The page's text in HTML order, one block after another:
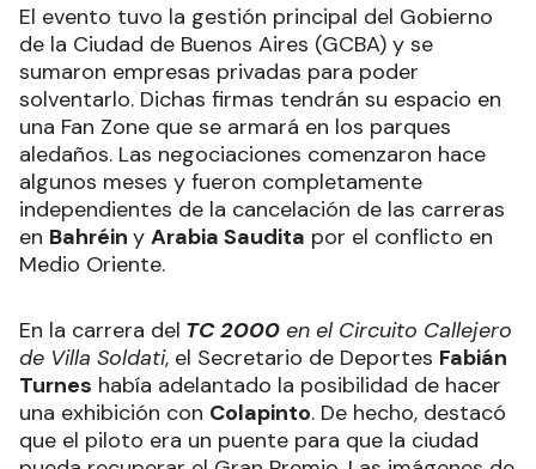
El evento tuvo la gestión principal del Gobierno
de la Ciudad de Buenos Aires (GCBA) y se
sumaron empresas privadas para poder
solventarlo. Dichas firmas tendrán su espacio en
una Fan Zone que se armará en los parques
aledaños. Las negociaciones comenzaron hace
algunos meses y fueron completamente
independientes de la cancelación de las carreras
en Bahréin y Arabia Saudita por el conflicto en
Medio Oriente.
En la carrera del TC 2000 en el Circuito Callejero
de Villa Soldati, el Secretario de Deportes Fabián
Turnes había adelantado la posibilidad de hacer
una exhibición con Colapinto. De hecho, destacó
que el piloto era un puente para que la ciudad